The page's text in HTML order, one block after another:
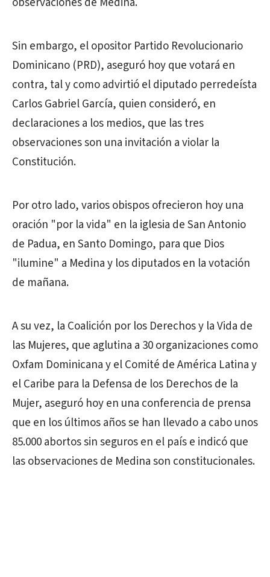
Sin embargo, el opositor Partido Revolucionario
Dominicano (PRD), aseguró hoy que votará en
contra, tal y como advirtió el diputado perredeísta
Carlos Gabriel García, quien consideró, en
declaraciones a los medios, que las tres
observaciones son una invitación a violar la
Constitución.
Por otro lado, varios obispos ofrecieron hoy una
oración "por la vida" en la iglesia de San Antonio
de Padua, en Santo Domingo, para que Dios
"ilumine" a Medina y los diputados en la votación
de mañana.
A su vez, la Coalición por los Derechos y la Vida de
las Mujeres, que aglutina a 30 organizaciones como
Oxfam Dominicana y el Comité de América Latina y
el Caribe para la Defensa de los Derechos de la
Mujer, aseguró hoy en una conferencia de prensa
que en los últimos años se han llevado a cabo unos
85.000 abortos sin seguros en el país e indicó que
las observaciones de Medina son constitucionales.